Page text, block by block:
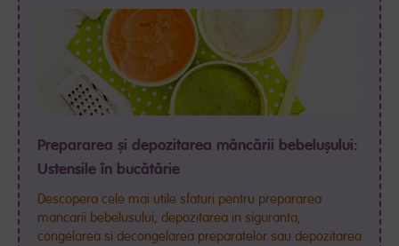
Prepararea și depozitarea mâncării bebelușului:
Ustensile în bucătărie
Descopera cele mai utile sfaturi pentru prepararea
mancarii bebelusului, depozitarea in siguranta,
congelarea si decongelarea preparatelor sau depozitarea